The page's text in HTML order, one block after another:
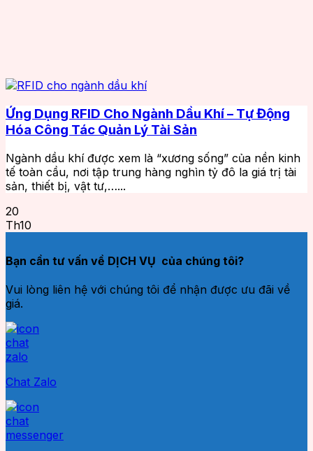
Ứng Dụng RFID Cho Ngành Dầu Khí – Tự Động
Hóa Công Tác Quản Lý Tài Sản
Ngành dầu khí được xem là “xương sống” của nền kinh
tế toàn cầu, nơi tập trung hàng nghìn tỷ đô la giá trị tài
sản, thiết bị, vật tư,…...
20
Th10
Bạn cần tư vấn về DỊCH VỤ của chúng tôi?
Vui lòng liên hệ với chúng tôi để nhận được ưu đãi về
giá.
Chat Zalo